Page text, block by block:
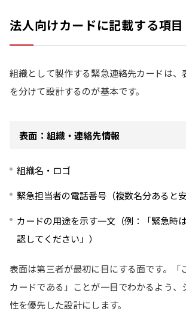
法人向けカードに記載する項目
組織として製作する緊急連絡先カードは、
を分けて設計するのが基本です。
表面：組織・連絡先情報
組織名・ロゴ
緊急担当者の電話番号（複数名分あると安
カードの用途を示す一文（例：「緊急時
認してください」）
表面は第三者が最初に目にする面です。「
カードである」ことが一目でわかるよう、
性を優先した設計にします。